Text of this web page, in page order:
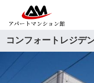
コンフォートレジデ